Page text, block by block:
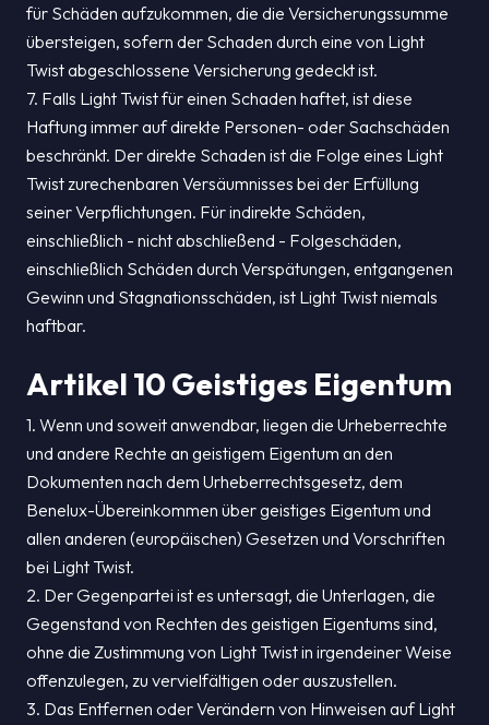
für Schäden aufzukommen, die die Versicherungssumme
übersteigen, sofern der Schaden durch eine von Light
Twist abgeschlossene Versicherung gedeckt ist.
7. Falls Light Twist für einen Schaden haftet, ist diese
Haftung immer auf direkte Personen- oder Sachschäden
beschränkt. Der direkte Schaden ist die Folge eines Light
Twist zurechenbaren Versäumnisses bei der Erfüllung
seiner Verpflichtungen. Für indirekte Schäden,
einschließlich - nicht abschließend - Folgeschäden,
einschließlich Schäden durch Verspätungen, entgangenen
Gewinn und Stagnationsschäden, ist Light Twist niemals
haftbar.
Artikel 10 Geistiges Eigentum
1. Wenn und soweit anwendbar, liegen die Urheberrechte
und andere Rechte an geistigem Eigentum an den
Dokumenten nach dem Urheberrechtsgesetz, dem
Benelux-Übereinkommen über geistiges Eigentum und
allen anderen (europäischen) Gesetzen und Vorschriften
bei Light Twist.
2. Der Gegenpartei ist es untersagt, die Unterlagen, die
Gegenstand von Rechten des geistigen Eigentums sind,
ohne die Zustimmung von Light Twist in irgendeiner Weise
offenzulegen, zu vervielfältigen oder auszustellen.
3. Das Entfernen oder Verändern von Hinweisen auf Light